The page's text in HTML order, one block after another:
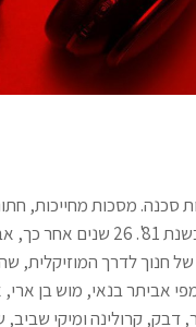
סכנה. מסכות מחייכות,
ששלום חנוך הוציא
חנוך לדרך המוזיקלית,
אביתר בנאי, מוש בן
דבק, קרולינה ומיקי